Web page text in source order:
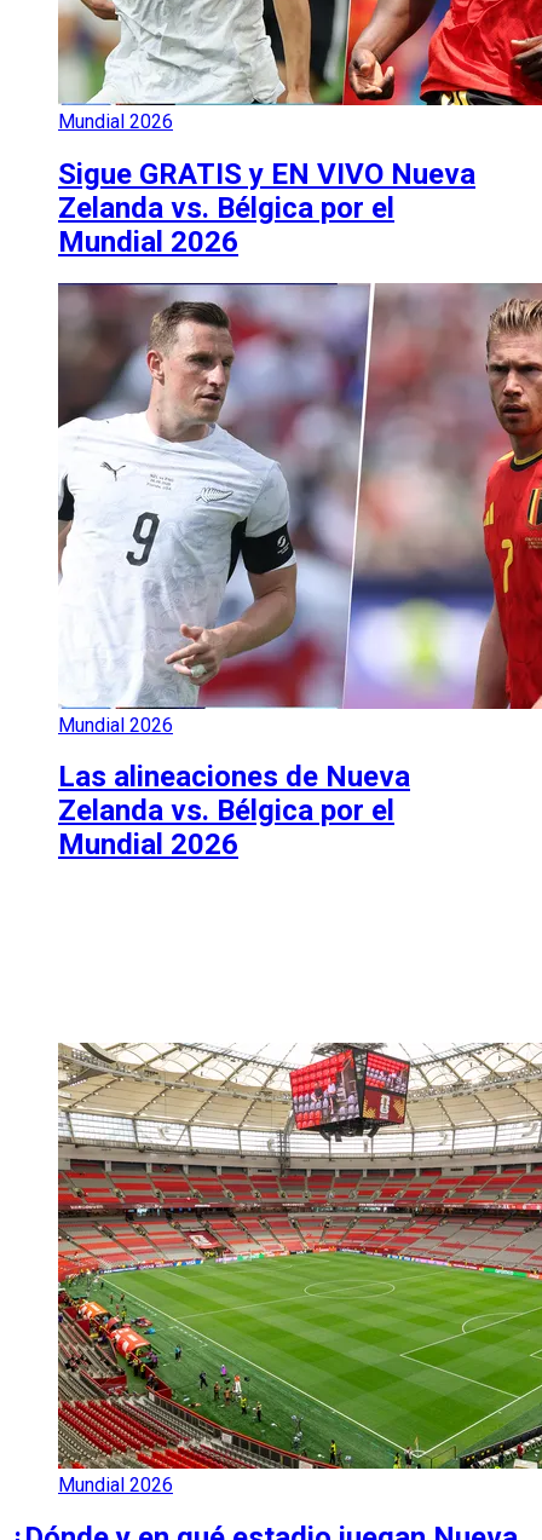
Mundial 2026
Sigue GRATIS y EN VIVO Nueva
Zelanda vs. Bélgica por el
Mundial 2026
Mundial 2026
Las alineaciones de Nueva
Zelanda vs. Bélgica por el
Mundial 2026
Mundial 2026